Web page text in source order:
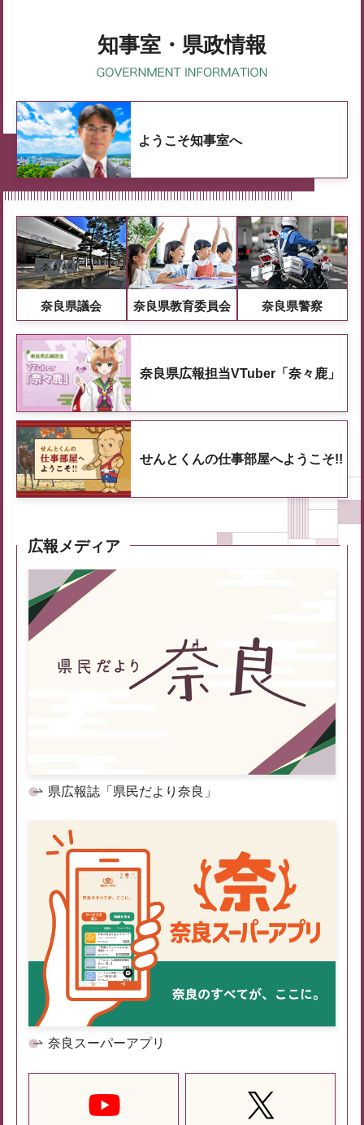
知事室・県政情報
ようこそ知事室へ
奈良県議会 奈良県教育委員会 奈良県警察
奈良県広報担当VTuber「奈々鹿」
せんとくんの仕事部屋へようこそ!!
広報メディア
県広報誌「県民だより奈良」
奈良スーパーアプリ